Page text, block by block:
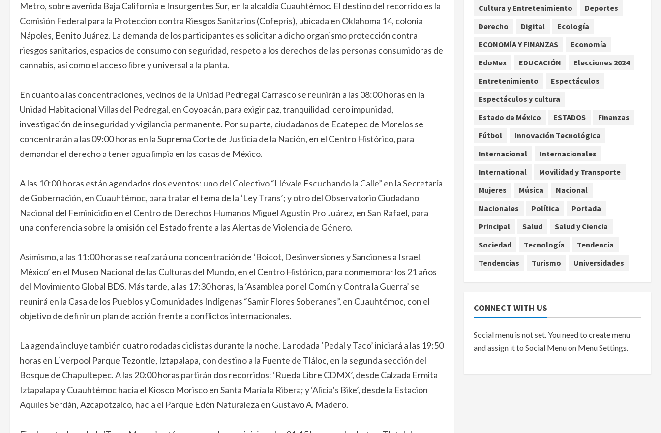
Metro, sobre avenida Baja California e Insurgentes Sur, en la alcaldía Cuauhtémoc. El destino del recorrido es la
Comisión Federal para la Protección contra Riesgos Sanitarios (Cofepris), ubicada en Oklahoma 14, colonia
Nápoles, Benito Juárez. La demanda de los participantes es solicitar a dicho organismo protección contra
riesgos sanitarios, espacios de consumo con seguridad, respeto a los derechos de las personas consumidoras de
cannabis, así como el acceso libre y universal a la planta.
En cuanto a las concentraciones, vecinos de la Unidad Pedregal Carrasco se reunirán a las 08:00 horas en la
Unidad Habitacional Villas del Pedregal, en Coyoacán, para exigir paz, tranquilidad, cero impunidad,
investigación de inseguridad y vigilancia permanente. Por su parte, ciudadanos de Ecatepec de Morelos se
concentrarán a las 09:00 horas en la Suprema Corte de Justicia de la Nación, en el Centro Histórico, para
demandar el derecho a tener agua limpia en las casas de México.
A las 10:00 horas están agendados dos eventos: uno del Colectivo “Llévale Escuchando la Calle” en la Secretaría
de Gobernación, en Cuauhtémoc, para tratar el tema de la ‘Ley Trans’; y otro del Observatorio Ciudadano
Nacional del Feminicidio en el Centro de Derechos Humanos Miguel Agustín Pro Juárez, en San Rafael, para
una conferencia sobre la omisión del Estado frente a las Alertas de Violencia de Género.
Asimismo, a las 11:00 horas se realizará una concentración de ‘Boicot, Desinversiones y Sanciones a Israel,
México’ en el Museo Nacional de las Culturas del Mundo, en el Centro Histórico, para conmemorar los 21 años
del Movimiento Global BDS. Más tarde, a las 17:30 horas, la ‘Asamblea por el Común y Contra la Guerra’ se
reunirá en la Casa de los Pueblos y Comunidades Indígenas “Samir Flores Soberanes”, en Cuauhtémoc, con el
objetivo de definir un plan de acción frente a conflictos internacionales.
La agenda incluye también cuatro rodadas ciclistas durante la noche. La rodada ‘Pedal y Taco’ iniciará a las 19:50
horas en Liverpool Parque Tezontle, Iztapalapa, con destino a la Fuente de Tláloc, en la segunda sección del
Bosque de Chapultepec. A las 20:00 horas partirán dos recorridos: ‘Rueda Libre CDMX’, desde Calzada Ermita
Iztapalapa y Cuauhtémoc hacia el Kiosco Morisco en Santa María la Ribera; y ‘Alicia’s Bike’, desde la Estación
Aquiles Serdán, Azcapotzalco, hacia el Parque Edén Naturaleza en Gustavo A. Madero.
2
México
agosto 7, 2026
Internacional Portada
Desplome de la IA arrastra a
Street
agosto 7, 2026
4
Estudio en Science vincula el
consumo de fruta ancestral
humano
agosto 7, 2026
Internacional
EE.UU. amplía revisión de
de periodistas y ciertos
Canadá
agosto 7, 2026
Cultura y Entretenimiento
Deportes
Derecho
Digital
Ecología
ECONOMÍA Y FINANZAS
Economía
EdoMex
EDUCACIÓN
Elecciones 2024
Entretenimiento
Espectáculos
Espectáculos y cultura
Estado de México
ESTADOS
Finanzas
Fútbol
Innovación Tecnológica
Internacional
Internacionales
International
Movilidad y Transporte
Mujeres
Música
Nacional
Nacionales
Política
Portada
Principal
Salud
Salud y Ciencia
Sociedad
Tecnología
Tendencia
Tendencias
Turismo Universidades
CONNECT WITH US
Social menu is not set. You need to create menu
and assign it to Social Menu on Menu Settings.